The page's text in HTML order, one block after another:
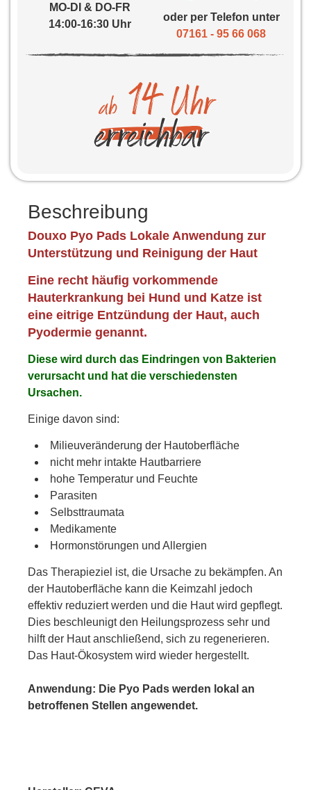
MO-DI & DO-FR
14:00-16:30 Uhr
oder per Telefon unter
07161 - 95 66 068
Beschreibung
Douxo Pyo Pads Lokale Anwendung zur
Unterstützung und Reinigung der Haut
Eine recht häufig vorkommende
Hauterkrankung bei Hund und Katze ist
eine eitrige Entzündung der Haut, auch
Pyodermie genannt.
Diese wird durch das Eindringen von Bakterien
verursacht und hat die verschiedensten
Ursachen.
Einige davon sind:
Milieuveränderung der Hautoberfläche
nicht mehr intakte Hautbarriere
hohe Temperatur und Feuchte
Parasiten
Selbsttraumata
Medikamente
Hormonstörungen und Allergien
Das Therapieziel ist, die Ursache zu bekämpfen. An
der Hautoberfläche kann die Keimzahl jedoch
effektiv reduziert werden und die Haut wird gepflegt.
Dies beschleunigt den Heilungsprozess sehr und
hilft der Haut anschließend, sich zu regenerieren.
Das Haut-Ökosystem wird wieder hergestellt.
Anwendung: Die Pyo Pads werden lokal an
betroffenen Stellen angewendet.